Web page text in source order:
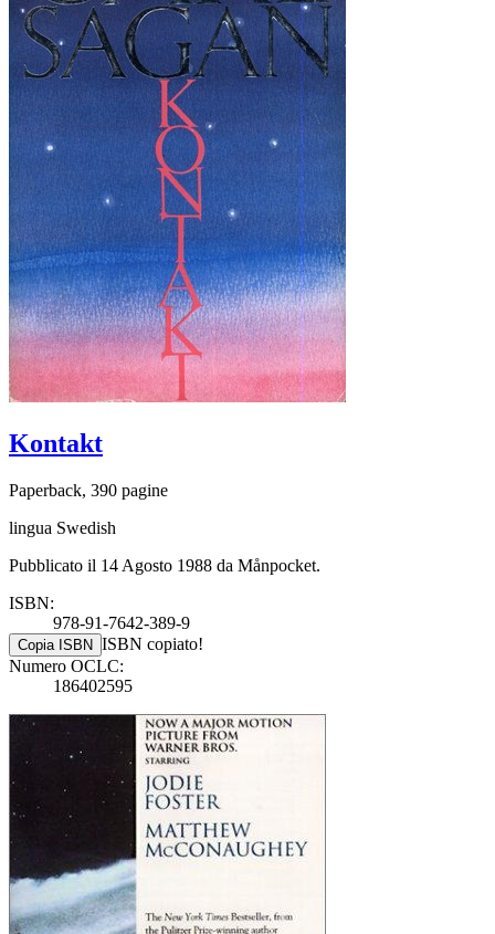
Kontakt
Paperback, 390 pagine
lingua Swedish
Pubblicato il 14 Agosto 1988 da Månpocket.
ISBN:
978-91-7642-389-9
Copia ISBN ISBN copiato!
Numero OCLC:
186402595